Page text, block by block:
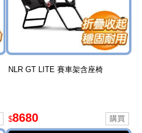
NLR GT LITE 賽車架含座椅
$8680